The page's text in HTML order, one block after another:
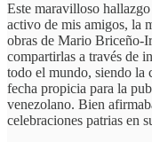
Este maravilloso
activo de mis amigos, la
obras de Mario Briceño-
compartirlas a través de
todo el mundo, siendo la
fecha propicia para la
venezolano. Bien
celebraciones patrias en